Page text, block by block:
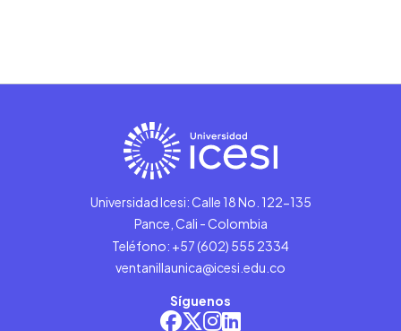
Universidad Icesi: Calle 18 No. 122-135
Pance, Cali - Colombia
Teléfono: +57 (602) 555 2334
ventanillaunica@icesi.edu.co
Síguenos